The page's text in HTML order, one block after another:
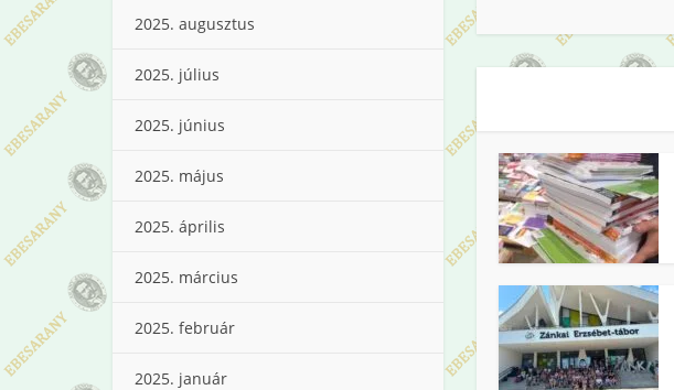
2025. augusztus
2025. július
2025. június
2025. május
2025. április
2025. március
2025. február
2025. január